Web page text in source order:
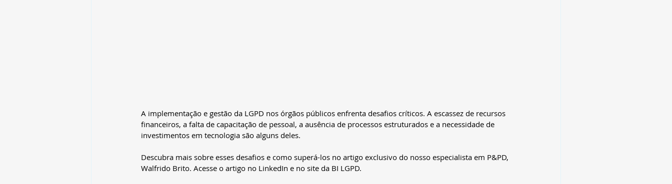
A implementação e gestão da LGPD nos órgãos públicos enfrenta desafios críticos. A escassez de recursos
financeiros, a falta de capacitação de pessoal, a ausência de processos estruturados e a necessidade de
investimentos em tecnologia são alguns deles.
Descubra mais sobre esses desafios e como superá-los no artigo exclusivo do nosso especialista em P&PD,
Walfrido Brito. Acesse o artigo no LinkedIn e no site da BI LGPD.